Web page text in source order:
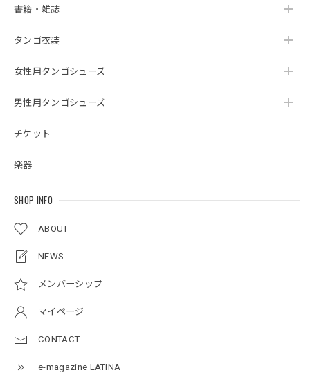
書籍・雑誌
タンゴ衣装
女性用タンゴシューズ
男性用タンゴシューズ
チケット
楽器
SHOP INFO
ABOUT
NEWS
メンバーシップ
マイページ
CONTACT
e-magazine LATINA